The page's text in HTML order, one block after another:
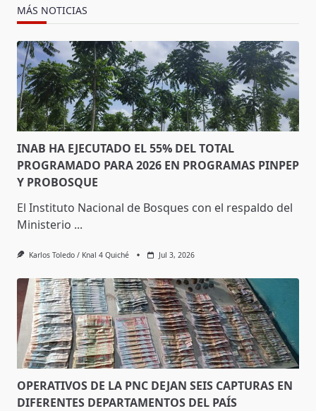
MÁS NOTICIAS
INAB HA EJECUTADO EL 55% DEL TOTAL
PROGRAMADO PARA 2026 EN PROGRAMAS PINPEP
Y PROBOSQUE
El Instituto Nacional de Bosques con el respaldo del
Ministerio ...
Karlos Toledo / Knal 4 Quiché Jul 3, 2026
OPERATIVOS DE LA PNC DEJAN SEIS CAPTURAS EN
DIFERENTES DEPARTAMENTOS DEL PAÍS